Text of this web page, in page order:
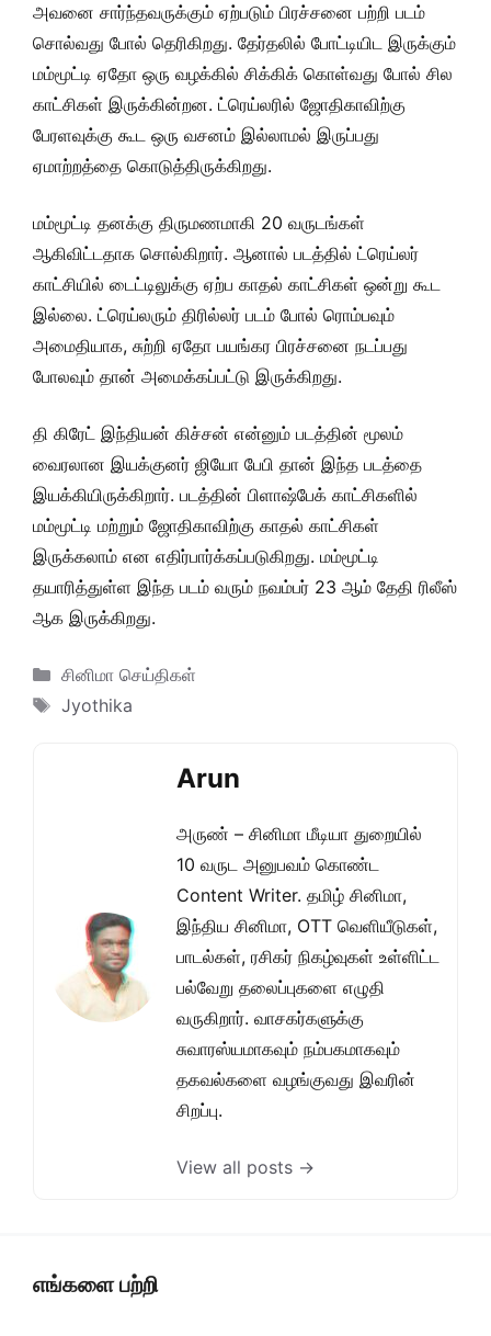
அவனை சார்ந்தவருக்கும் ஏற்படும் பிரச்சனை பற்றி படம்
சொல்வது போல் தெரிகிறது. தேர்தலில் போட்டியிட இருக்கும்
மம்மூட்டி ஏதோ ஒரு வழக்கில் சிக்கிக் கொள்வது போல் சில
காட்சிகள் இருக்கின்றன. ட்ரெய்லரில் ஜோதிகாவிற்கு
பேரளவுக்கு கூட ஒரு வசனம் இல்லாமல் இருப்பது
ஏமாற்றத்தை கொடுத்திருக்கிறது.
மம்மூட்டி தனக்கு திருமணமாகி 20 வருடங்கள்
ஆகிவிட்டதாக சொல்கிறார். ஆனால் படத்தில் ட்ரெய்லர்
காட்சியில் டைட்டிலுக்கு ஏற்ப காதல் காட்சிகள் ஒன்று கூட
இல்லை. ட்ரெய்லரும் திரில்லர் படம் போல் ரொம்பவும்
அமைதியாக, சுற்றி ஏதோ பயங்கர பிரச்சனை நடப்பது
போலவும் தான் அமைக்கப்பட்டு இருக்கிறது.
தி கிரேட் இந்தியன் கிச்சன் என்னும் படத்தின் மூலம்
வைரலான இயக்குனர் ஜியோ பேபி தான் இந்த படத்தை
இயக்கியிருக்கிறார். படத்தின் பிளாஷ்பேக் காட்சிகளில்
மம்மூட்டி மற்றும் ஜோதிகாவிற்கு காதல் காட்சிகள்
இருக்கலாம் என எதிர்பார்க்கப்படுகிறது. மம்மூட்டி
தயாரித்துள்ள இந்த படம் வரும் நவம்பர் 23 ஆம் தேதி ரிலீஸ்
ஆக இருக்கிறது.
Categories
சினிமா செய்திகள்
Tags
Jyothika
Arun
அருண் – சினிமா மீடியா துறையில்
10 வருட அனுபவம் கொண்ட
Content Writer. தமிழ் சினிமா,
இந்திய சினிமா, OTT வெளியீடுகள்,
பாடல்கள், ரசிகர் நிகழ்வுகள் உள்ளிட்ட
பல்வேறு தலைப்புகளை எழுதி
வருகிறார். வாசகர்களுக்கு
சுவாரஸ்யமாகவும் நம்பகமாகவும்
தகவல்களை வழங்குவது இவரின்
சிறப்பு.
View all posts →
எங்களை பற்றி